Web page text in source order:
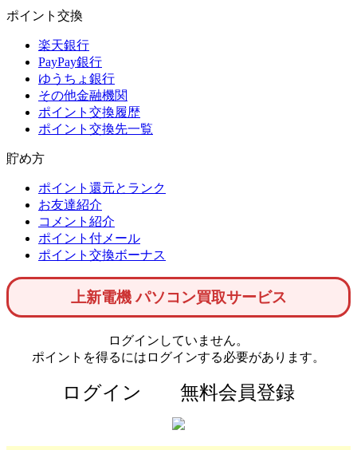
ポイント交換
楽天銀行
PayPay銀行
ゆうちょ銀行
その他金融機関
ポイント交換履歴
ポイント交換先一覧
貯め方
ポイント還元とランク
お友達紹介
コメント紹介
ポイント付メール
ポイント交換ボーナス
上新電機 パソコン買取サービス
ログインしていません。
ポイントを得るにはログインする必要があります。
ログイン 無料会員登録